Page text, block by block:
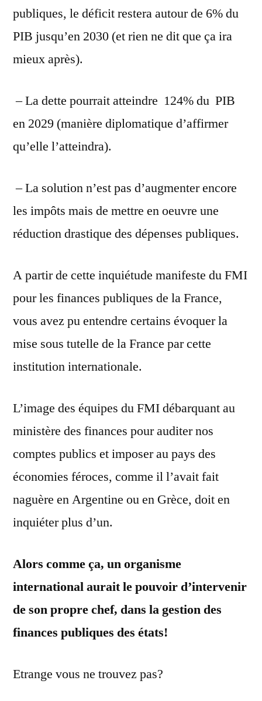
revenus
se
la
longue
publiques, le déficit restera autour de 6% du
PIB jusqu’en 2030 (et rien ne dit que ça ira
mieux après).
– La dette pourrait atteindre 124% du PIB
en 2029 (manière diplomatique d’affirmer
qu’elle l’atteindra).
– La solution n’est pas d’augmenter encore
les impôts mais de mettre en oeuvre une
réduction drastique des dépenses publiques.
A partir de cette inquiétude manifeste du FMI
pour les finances publiques de la France,
vous avez pu entendre certains évoquer la
mise sous tutelle de la France par cette
institution internationale.
L’image des équipes du FMI débarquant au
ministère des finances pour auditer nos
comptes publics et imposer au pays des
économies féroces, comme il l’avait fait
naguère en Argentine ou en Grèce, doit en
inquiéter plus d’un.
Alors comme ça, un organisme
international aurait le pouvoir d’intervenir
de son propre chef, dans la gestion des
finances publiques des états!
Etrange vous ne trouvez pas?